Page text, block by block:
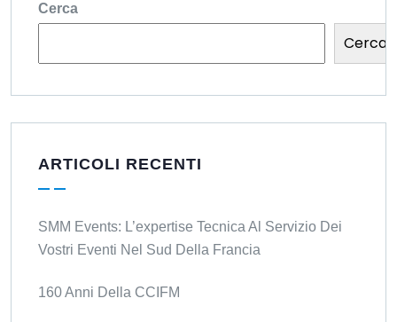
Cerca
Cerca
ARTICOLI RECENTI
SMM Events: L’expertise Tecnica Al Servizio Dei
Vostri Eventi Nel Sud Della Francia
160 Anni Della CCIFM